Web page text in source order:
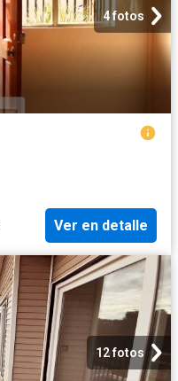
4 fotos
Ver en detalle
12 fotos